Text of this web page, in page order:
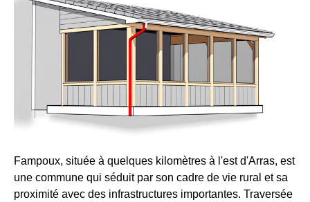
Fampoux, située à quelques kilomètres à l'est d'Arras, est
une commune qui séduit par son cadre de vie rural et sa
proximité avec des infrastructures importantes. Traversée